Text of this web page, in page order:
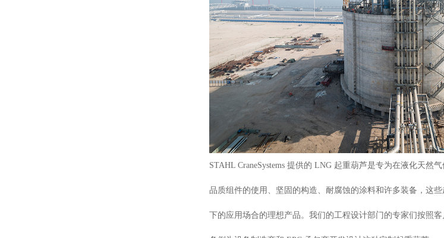
STAHL CraneSystems 提供的 LNG 起重葫芦是专为在液化天然
品质组件的使用、坚固的构造、耐腐蚀的涂料和许多装备，这
下的应用场合的理想产品。我们的工程设计部门的专家们按照